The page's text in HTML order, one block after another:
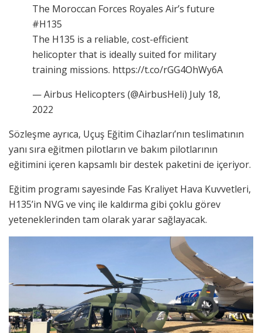
The Moroccan Forces Royales Air’s future
#H135
The H135 is a reliable, cost-efficient
helicopter that is ideally suited for military
training missions. https://t.co/rGG4OhWy6A
— Airbus Helicopters (@AirbusHeli) July 18,
2022
Sözleşme ayrıca, Uçuş Eğitim Cihazları’nın teslimatının
yanı sıra eğitmen pilotların ve bakım pilotlarının
eğitimini içeren kapsamlı bir destek paketini de içeriyor.
Eğitim programı sayesinde Fas Kraliyet Hava Kuvvetleri,
H135’in NVG ve vinç ile kaldırma gibi çoklu görev
yeteneklerinden tam olarak yarar sağlayacak.